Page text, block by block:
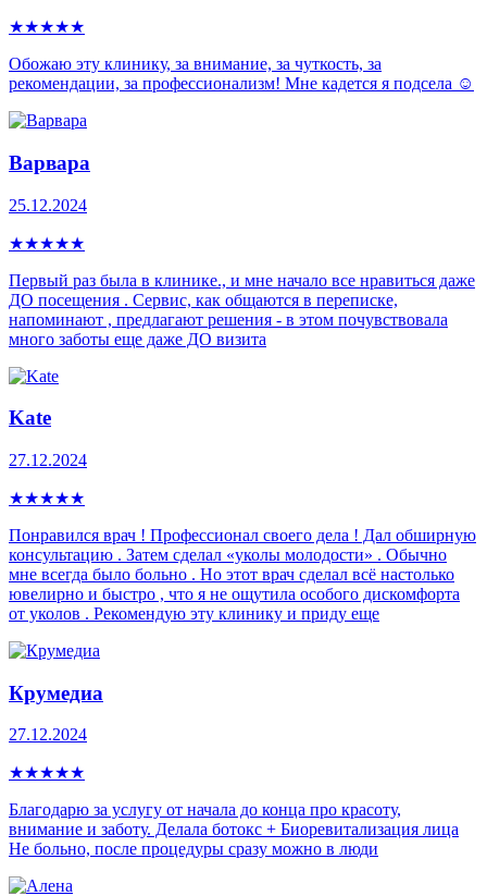
★★★★★
Обожаю эту клинику, за внимание, за чуткость, за
рекомендации, за профессионализм! Мне кадется я подсела ☺️
Варвара
25.12.2024
★★★★★
Первый раз была в клинике., и мне начало все нравиться даже
ДО посещения . Сервис, как общаются в переписке,
напоминают , предлагают решения - в этом почувствовала
много заботы еще даже ДО визита
Kate
27.12.2024
★★★★★
Понравился врач ! Профессионал своего дела ! Дал обширную
консультацию . Затем сделал «уколы молодости» . Обычно
мне всегда было больно . Но этот врач сделал всё настолько
ювелирно и быстро , что я не ощутила особого дискомфорта
от уколов . Рекомендую эту клинику и приду еще
Крумедиа
27.12.2024
★★★★★
Благодарю за услугу от начала до конца про красоту,
внимание и заботу. Делала ботокс + Биоревитализация лица
Не больно, после процедуры сразу можно в люди